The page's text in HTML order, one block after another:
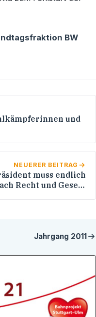
BW
und
NEUERER BEITRAG
muss endlich
Recht und Gesetz
Jahrgang 2011